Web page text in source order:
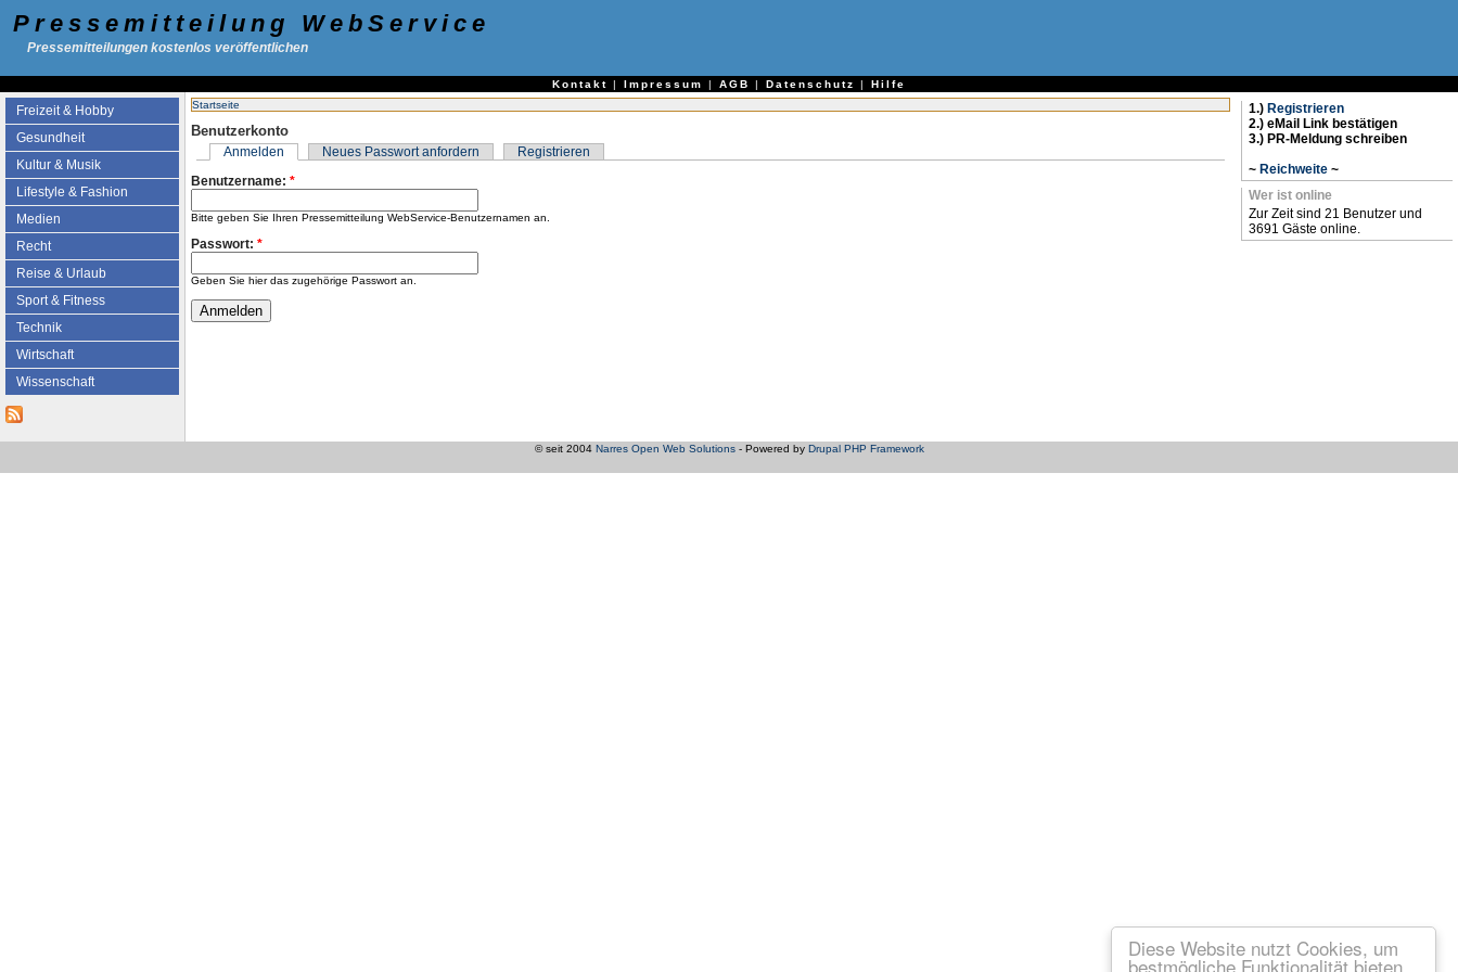
Diese Website nutzt Cookies, um
bestmögliche Funktionalität bieten
Pressemitteilung WebService
Pressemitteilungen kostenlos veröffentlichen
Kontakt | Impressum | AGB | Datenschutz | Hilfe
Freizeit & Hobby
Gesundheit
Kultur & Musik
Lifestyle & Fashion
Medien
Recht
Reise & Urlaub
Sport & Fitness
Technik
Wirtschaft
Wissenschaft
Startseite
Benutzerkonto
Anmelden Neues Passwort anfordern
Registrieren
Benutzername: *
Bitte geben Sie Ihren Pressemitteilung WebService-Benutzernamen an.
Passwort: *
Geben Sie hier das zugehörige Passwort an.
1.) Registrieren
2.) eMail Link bestätigen
3.) PR-Meldung schreiben
~ Reichweite ~
Wer ist online
Zur Zeit sind 21 Benutzer und
3691 Gäste online.
© seit 2004 Narres Open Web Solutions- Powered by Drupal PHP Framework